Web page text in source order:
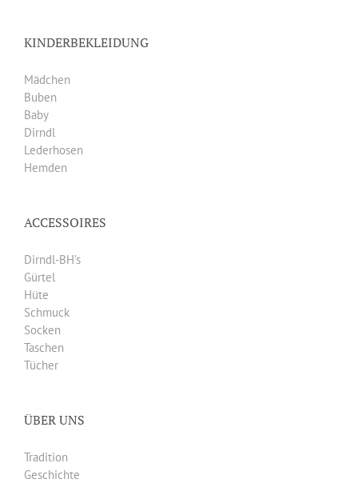
KINDERBEKLEIDUNG
Mädchen
Buben
Baby
Dirndl
Lederhosen
Hemden
ACCESSOIRES
Dirndl-BH’s
Gürtel
Hüte
Schmuck
Socken
Taschen
Tücher
ÜBER UNS
Tradition
Geschichte